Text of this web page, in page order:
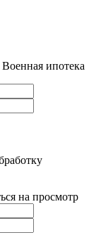
Военная ипотека
на просмотр